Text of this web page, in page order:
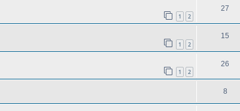
1 2
27
1 2
15
1 2
26
8